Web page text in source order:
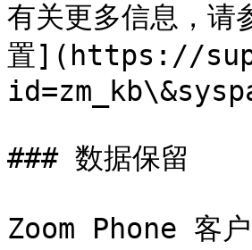
有关更多信息，
置](https://
### 数据保留
Zoom Phone 客